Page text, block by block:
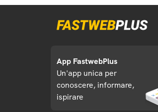
App FastwebPlus
Un'app unica per
conoscere, informare,
ispirare